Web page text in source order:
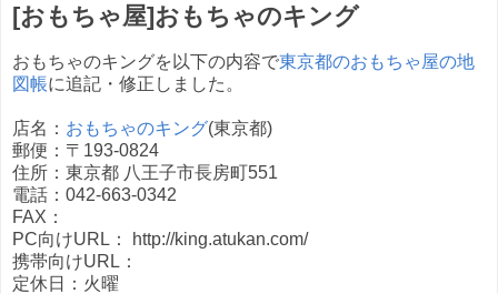
[おもちゃ屋]おもちゃのキング
おもちゃのキングを以下の内容で東京都のおもちゃ屋の地
図帳に追記・修正しました。
店名： おもちゃのキング(東京都)
郵便：〒193-0824
住所：東京都 八王子市長房町551
電話：042-663-0342
FAX：
PC向けURL： http://king.atukan.com/
携帯向けURL：
定休日：火曜